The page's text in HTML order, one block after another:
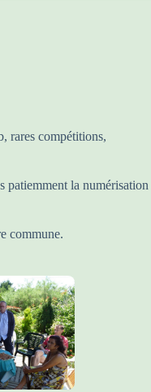
rares compétitions,
patiemment la numérisation
commune.